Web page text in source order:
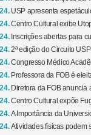
USP apresenta
Centro Cultural exibe
Inscrições abertas para
2ª edição do Circuito
Congresso Médico
Professora da FOB é
Diretora da FOB anuncia
Centro Cultural expõe
A Importância da
Atividades físicas podem